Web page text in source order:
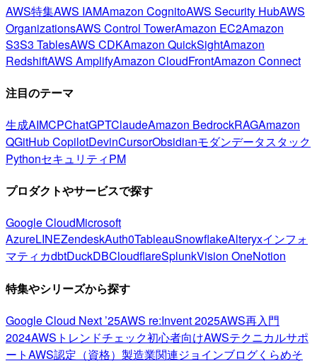
AWS特集AWS IAMAmazon CognitoAWS Security HubAWS
OrganizationsAWS Control TowerAmazon EC2Amazon
S3S3 TablesAWS CDKAmazon QuickSightAmazon
RedshiftAWS AmplifyAmazon CloudFrontAmazon Connect
注目のテーマ
生成AIMCPChatGPTClaudeAmazon BedrockRAGAmazon
QGitHub CopilotDevinCursorObsidianモダンデータスタック
PythonセキュリティPM
プロダクトやサービスで探す
Google CloudMicrosoft
AzureLINEZendeskAuth0TableauSnowflakeAlteryxインフォ
マティカdbtDuckDBCloudflareSplunkVision OneNotion
特集やシリーズから探す
Google Cloud Next ’25AWS re:Invent 2025AWS再入門
2024AWSトレンドチェック初心者向けAWSテクニカルサポ
ートAWS認定（資格） 製造業関連ジョインブログくらめそ